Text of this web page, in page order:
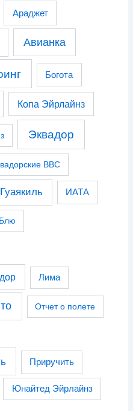
Араджет
Авианка
Богота
Копа Эйрлайнз
Эквадор
ВВС
Гуаякиль ИАТА
Лима
Отчет о полете
Приручить
Юнайтед Эйрлайнз